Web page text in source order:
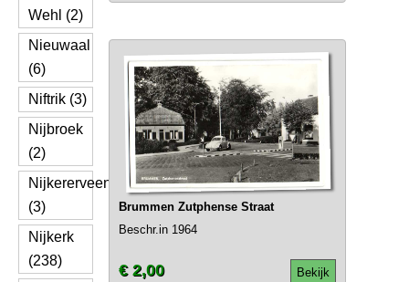
Wehl (2)
Nieuwaal
(6)
Niftrik (3)
Nijbroek
(2)
Nijkererveen
(3)
Nijkerk
(238)
Brummen Zutphense Straat
Beschr.in 1964
Bekijk
€ 2,00